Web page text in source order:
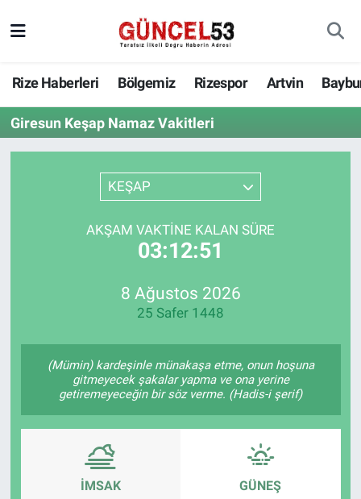
Rize Haberleri Bölgemiz Rizespor Artvin
Giresun Keşap Namaz Vakitleri
KEŞAP
AKŞAM VAKTINE KALAN SÜRE
03:12:51
8 Ağustos 2026
25 Safer 1448
(Mümin) kardeşinle münakaşa etme, onun hoşuna
gitmeyecek şakalar yapma ve ona yerine
getiremeyeceğin bir söz verme. (Hadis-i şerif)
İMSAK GÜNEŞ